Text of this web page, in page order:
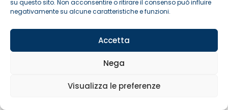
su questo sito. Non acconsentire o ritirare il consenso può influire
negativamente su alcune caratteristiche e funzioni.
Accetta
Nega
Visualizza le preferenze
il criterio più importante in
assoluto. Il neo cambia nel
tempo – per dimensione,
oppure inizia a dare sintomi
Prenota un appuntamento online